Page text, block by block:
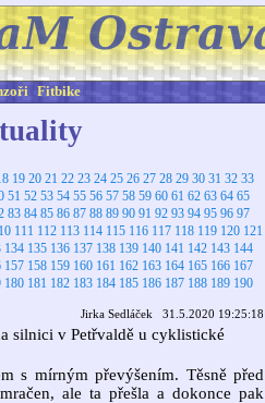
Fitbike
19 20 21 22 23 24 25 26 27 28 29 30 31 32 33
51 52 53 54 55 56 57 58 59 60 61 62 63 64 65
83 84 85 86 87 88 89 90 91 92 93 94 95 96 97
111 112 113 114 115 116 117 118 119 120 121
134 135 136 137 138 139 140 141 142 143 144
157 158 159 160 161 162 163 164 165 166 167
180 181 182 183 184 185 186 187 188 189 190
Jirka Sedláček 31.5.2020 19:25:18
silnici v Petřvaldě u cyklistické
s mírným převýšením. Těsně před
ale ta přešla a dokonce pak